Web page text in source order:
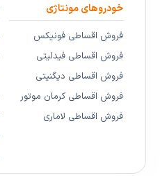
خودروهای مونتاژی
فروش اقساطی فونیکس
فروش اقساطی فیدلیتی
فروش اقساطی دیگنیتی
فروش اقساطی کرمان موتور
فروش اقساطی لاماری